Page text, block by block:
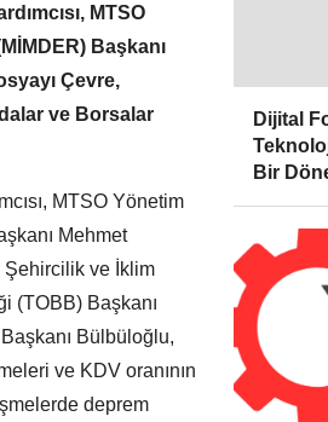
MTSO
Başkanı
Çevre,
ve Borsalar
MTSO Yönetim
Mehmet
Şehircilik ve İklim
(TOBB) Başkanı
Bülbüloğlu,
ve KDV oranının
deprem
Dijital
Bir